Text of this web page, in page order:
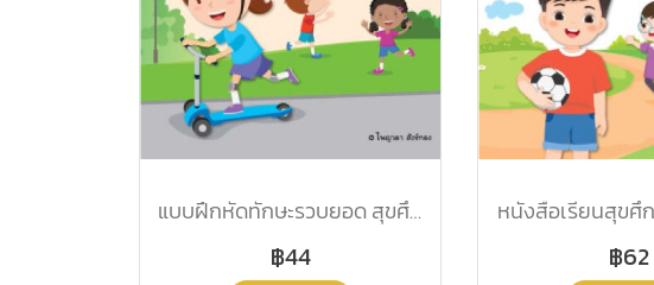
แบบฝึกหัดทักษะรวบยอด สุขศึกษา ป.2/อจท.
฿44
หนังสือเรียนสุขศึ
฿62